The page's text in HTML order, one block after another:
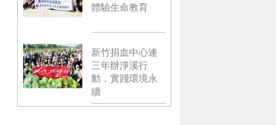
體驗生命教育
新竹捐血中心連
三年辦淨溪行
動，實踐環境永
續